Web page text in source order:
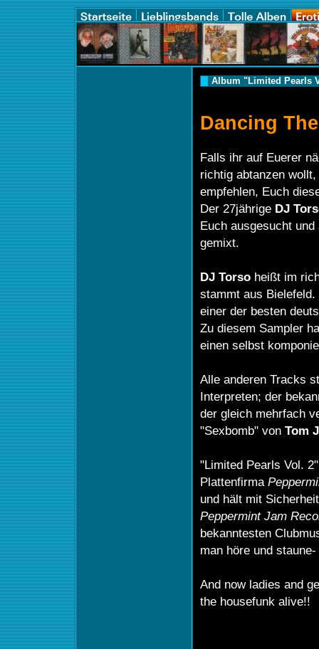
Album "Limited Pearls
Dancing
Falls ihr auf Euerer
richtig abtanzen
empfehlen, Euch
Der 27jährige DJ
Euch ausgesucht
gemixt.
DJ Torso heißt im
stammt aus
einer der besten
Zu diesem Sampler
einen selbst
Alle anderen Tracks
Interpreten; der
der gleich mehrfach
"Sexbomb" von Tom
"Limited Pearls Vol.
Plattenfirma
und hält mit
Peppermint Jam
bekanntesten
man höre und
And now ladies and
the housefunk alive!!